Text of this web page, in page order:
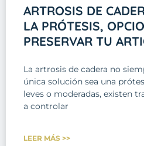
ARTROSIS DE
LA PRÓTESIS,
PRESERVAR TU
La artrosis de cadera no
única solución sea una
leves o moderadas, existen
a controlar
LEER MÁS >>